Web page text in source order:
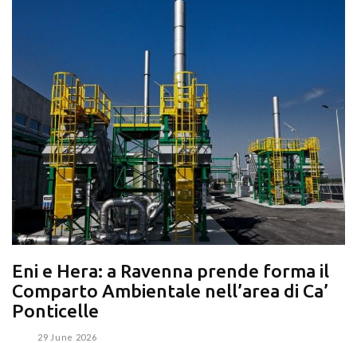
Eni e Hera: a Ravenna prende forma il
Comparto Ambientale nell’area di Ca’
Ponticelle
29 June 2026